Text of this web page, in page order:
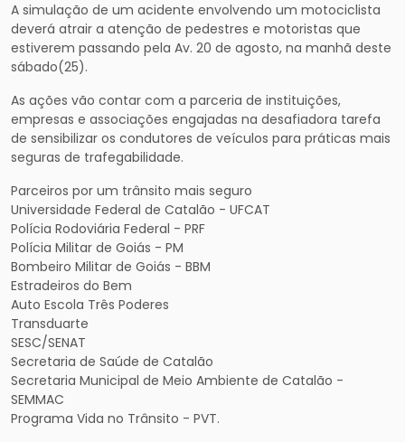
A simulação de um acidente envolvendo um motociclista
deverá atrair a atenção de pedestres e motoristas que
estiverem passando pela Av. 20 de agosto, na manhã deste
sábado(25).
As ações vão contar com a parceria de instituições,
empresas e associações engajadas na desafiadora tarefa
de sensibilizar os condutores de veículos para práticas mais
seguras de trafegabilidade.
Parceiros por um trânsito mais seguro
Universidade Federal de Catalão - UFCAT
Polícia Rodoviária Federal - PRF
Polícia Militar de Goiás - PM
Bombeiro Militar de Goiás - BBM
Estradeiros do Bem
Auto Escola Três Poderes
Transduarte
SESC/SENAT
Secretaria de Saúde de Catalão
Secretaria Municipal de Meio Ambiente de Catalão -
SEMMAC
Programa Vida no Trânsito - PVT.